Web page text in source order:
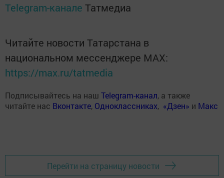
Telegram-канале Татмедиа
Читайте новости Татарстана в
национальном мессенджере MАХ:
https://max.ru/tatmedia
Подписывайтесь на наш Telegram-канал, а также
читайте нас Вконтакте, Одноклассниках, «Дзен» и Макс
Перейти на страницу новости